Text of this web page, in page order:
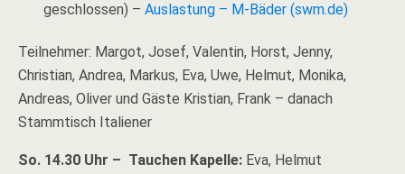
geschlossen) –Auslastung – M-Bäder (swm.de)
Teilnehmer: Margot, Josef, Valentin, Horst, Jenny,
Christian, Andrea, Markus, Eva, Uwe, Helmut, Monika,
Andreas, Oliver und Gäste Kristian, Frank – danach
Stammtisch Italiener
So. 14.30 Uhr – Tauchen Kapelle: Eva, Helmut